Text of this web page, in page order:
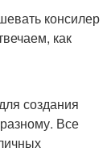
консилер
как
создания
Все